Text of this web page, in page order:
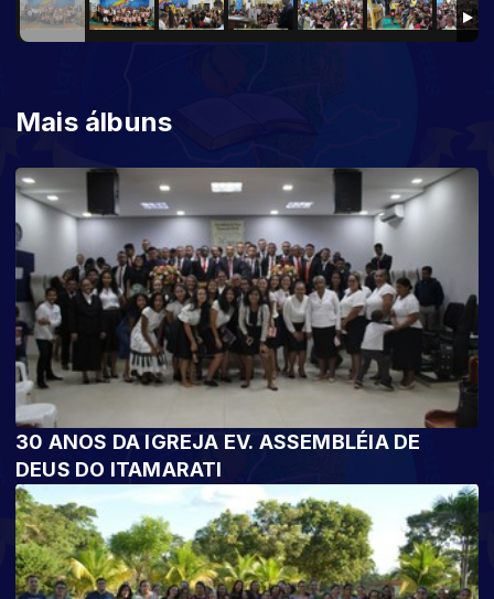
Mais álbuns
30 ANOS DA IGREJA EV. ASSEMBLÉIA DE
DEUS DO ITAMARATI